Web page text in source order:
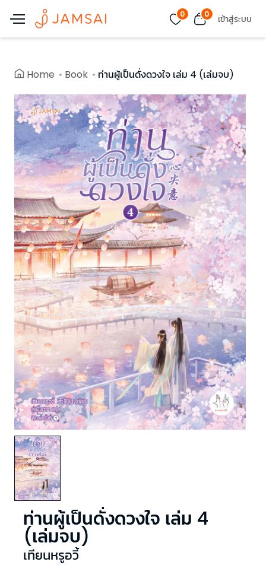
0 0 เข้าสู่ระบบ
Home Book ท่านผู้เป็นดั่งดวงใจ เล่ม 4 (เล่มจบ)
ท่านผู้เป็นดั่งดวงใจ เล่ม 4
(เล่มจบ)
เทียนหรูอวี้